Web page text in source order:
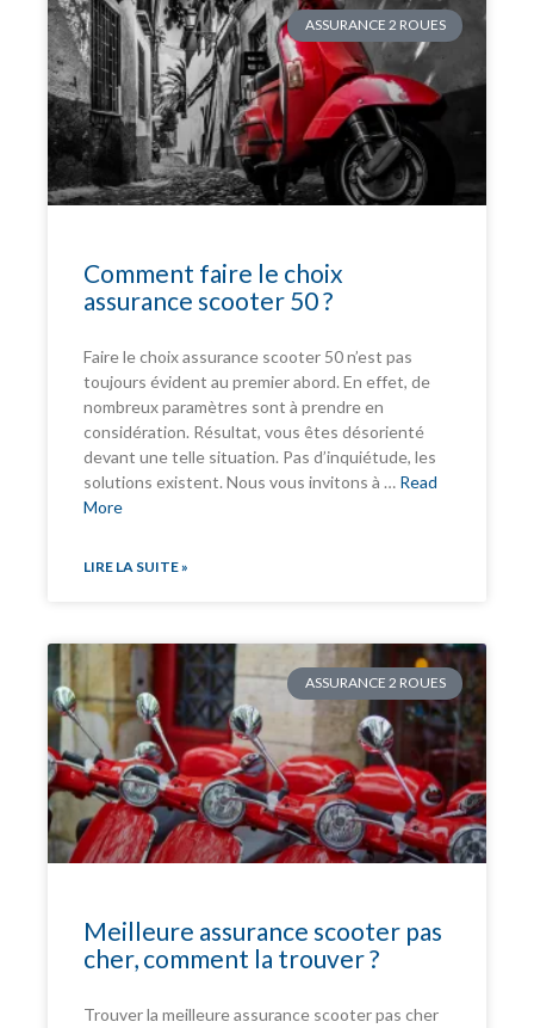
ASSURANCE 2 ROUES
Comment faire le choix
assurance scooter 50 ?
Faire le choix assurance scooter 50 n’est pas
toujours évident au premier abord. En effet, de
nombreux paramètres sont à prendre en
considération. Résultat, vous êtes désorienté
devant une telle situation. Pas d’inquiétude, les
solutions existent. Nous vous invitons à … Read
More
LIRE LA SUITE »
ASSURANCE 2 ROUES
Meilleure assurance scooter pas
cher, comment la trouver ?
Trouver la meilleure assurance scooter pas cher